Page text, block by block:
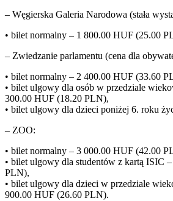
– Węgierska Galeria Narodowa (stała
• bilet normalny – 1 800.00 HUF (25.00
– Zwiedzanie parlamentu (cena dla
• bilet normalny – 2 400.00 HUF (33.60
• bilet ulgowy dla osób w przedziale
300.00 HUF (18.20 PLN),
• bilet ulgowy dla dzieci poniżej 6. roku
– ZOO:
• bilet normalny – 3 000.00 HUF (42.00
• bilet ulgowy dla studentów z kartą ISIC
PLN),
• bilet ulgowy dla dzieci w przedziale
900.00 HUF (26.60 PLN).